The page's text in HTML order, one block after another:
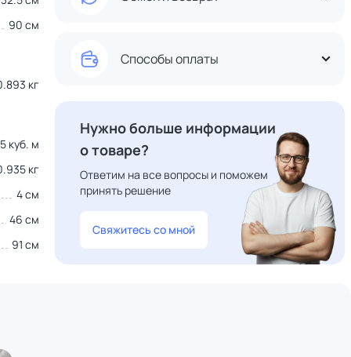
90 см
кг
куб. м
кг
4 см
46 см
91 см
Способы оплаты
Нужно больше информации
о товаре?
Ответим на все вопросы и поможем
принять решение
Свяжитесь со мной